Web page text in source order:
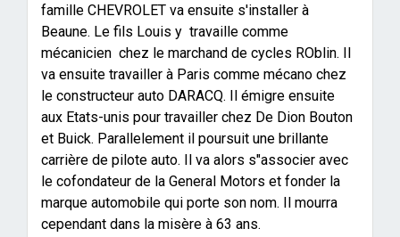
famille CHEVROLET va ensuite s'installer à
Beaune. Le fils Louis y travaille comme
mécanicien chez le marchand de cycles ROblin. Il
va ensuite travailler à Paris comme mécano chez
le constructeur auto DARACQ. Il émigre ensuite
aux Etats-unis pour travailler chez De Dion Bouton
et Buick. Parallelement il poursuit une brillante
carrière de pilote auto. Il va alors s"associer avec
le cofondateur de la General Motors et fonder la
marque automobile qui porte son nom. Il mourra
cependant dans la misère à 63 ans.